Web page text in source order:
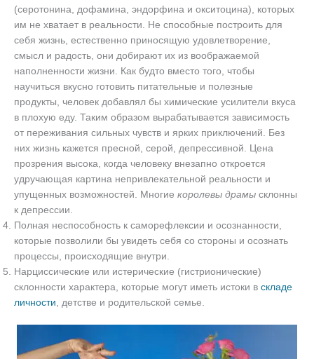
(серотонина, дофамина, эндорфина и окситоцина), которых
им не хватает в реальности. Не способные построить для
себя жизнь, естественно приносящую удовлетворение,
смысл и радость, они добирают их из воображаемой
наполненности жизни. Как будто вместо того, чтобы
научиться вкусно готовить питательные и полезные
продукты, человек добавлял бы химические усилители вкуса
в плохую еду. Таким образом вырабатывается зависимость
от переживания сильных чувств и ярких приключений. Без
них жизнь кажется пресной, серой, депрессивной. Цена
прозрения высока, когда человеку внезапно откроется
удручающая картина непривлекательной реальности и
упущенных возможностей. Многие королевы драмы склонны
к депрессии.
Полная неспособность к саморефлексии и осознанности,
которые позволили бы увидеть себя со стороны и осознать
процессы, происходящие внутри.
Нарциссические или истерические (гистрионические)
склонности характера, которые могут иметь истоки в складе
личности , детстве и родительской семье.